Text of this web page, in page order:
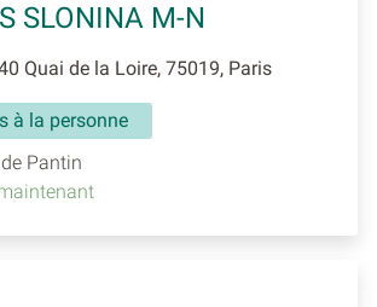
SLONINA M-N
Quai de la Loire, 75019, Paris
à la personne
Pantin